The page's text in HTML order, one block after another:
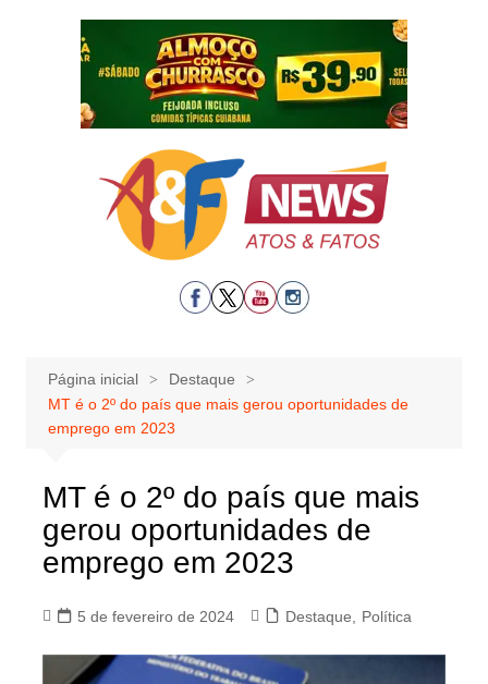
Página inicial
Destaque
MT é o 2º do país que mais gerou oportunidades de
emprego em 2023
MT é o 2º do país que mais
gerou oportunidades de
emprego em 2023
5 de fevereiro de 2024 Destaque Política